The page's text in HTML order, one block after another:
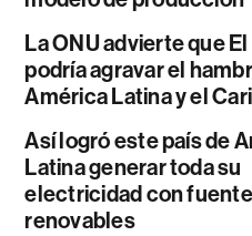
La ONU advierte que
podría agravar el
América Latina y el
Así logró este país de
Latina generar toda su
electricidad con
renovables